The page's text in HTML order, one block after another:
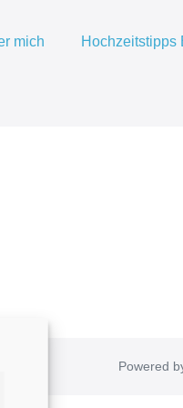
mich Hochzeitstipps
Powered